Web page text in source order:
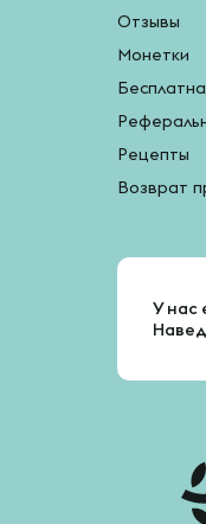
Отзывы
Монетки
Рецепты
Возврат
У нас